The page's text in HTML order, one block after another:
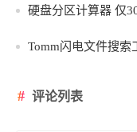
硬盘分区计算器 仅
Tomm闪电文件搜索
评论列表